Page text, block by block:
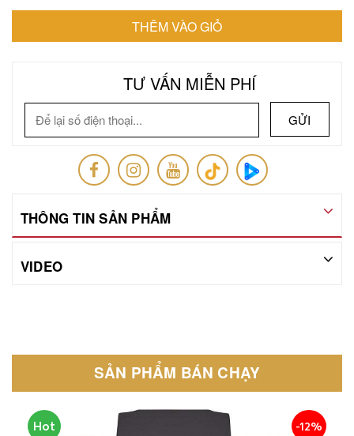
TƯ VẤN MIỄN PHÍ
GỬI
THÔNG TIN SẢN PHẨM
VIDEO
SẢN PHẨM BÁN CHẠY
Hot -12%